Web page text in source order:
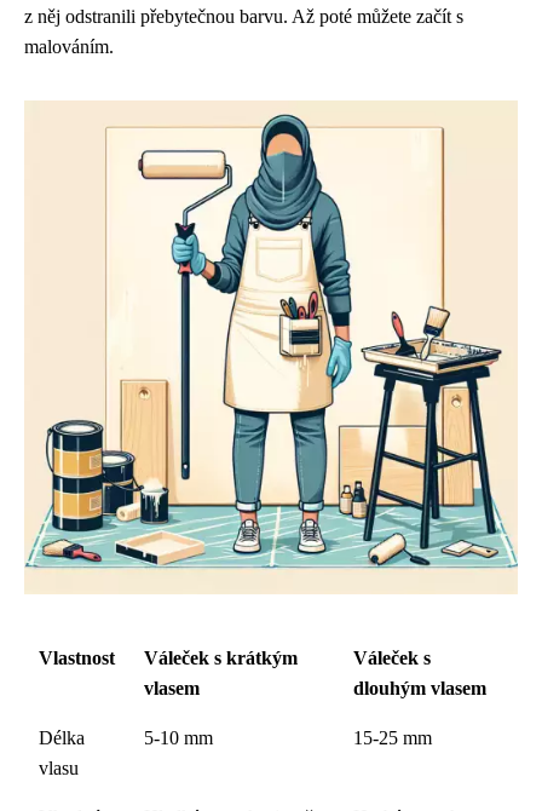
z něj odstranili přebytečnou barvu. Až poté můžete začít s
malováním.
Vlastnost
Váleček s krátkým
vlasem
Váleček s
dlouhým vlasem
Délka
vlasu
5-10 mm 15-25 mm